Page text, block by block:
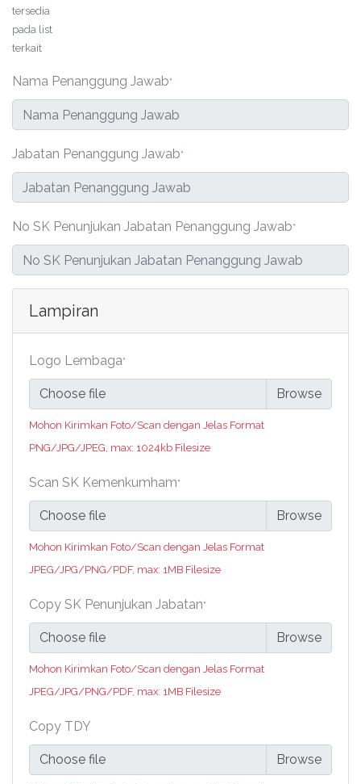
tersedia
pada list
terkait
Nama Penanggung Jawab*
Jabatan Penanggung Jawab*
No SK Penunjukan Jabatan Penanggung Jawab*
Lampiran
Logo Lembaga*
Choose file
Mohon Kirimkan Foto/Scan dengan Jelas Format
PNG/JPG/JPEG, max: 1024kb Filesize
Scan SK Kemenkumham*
Choose file
Mohon Kirimkan Foto/Scan dengan Jelas Format
JPEG/JPG/PNG/PDF, max: 1MB Filesize
Copy SK Penunjukan Jabatan*
Choose file
Mohon Kirimkan Foto/Scan dengan Jelas Format
JPEG/JPG/PNG/PDF, max: 1MB Filesize
Copy TDY
Choose file